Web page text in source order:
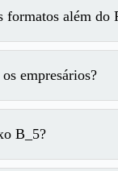
formatos além do
empresários?
B_5?